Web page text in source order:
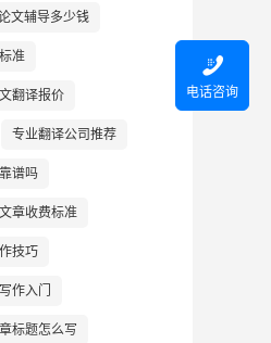
文辅导多少钱
准
翻译报价
专业翻译公司推荐
谱吗
章收费标准
技巧
作入门
标题怎么写

电话咨询